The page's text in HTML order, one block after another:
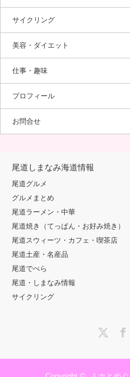
サイクリング
美容・ダイエット
仕事・趣味
プロフィール
お問合せ
尾道しまなみ海道情報
尾道グルメ
グルメまとめ
尾道ラーメン・中華
尾道焼き（てっぱん・お好み焼き）
尾道スウィーツ・カフェ・喫茶店
尾道土産・名産品
尾道でべら
尾道・しまなみ情報
サイクリング
InstagramRSS